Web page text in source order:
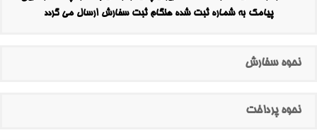
پیامک به شماره ثبت شده هنگام ثبت سفارش ارسال می گردد
نحوه سفارش
نحوه پرداخت